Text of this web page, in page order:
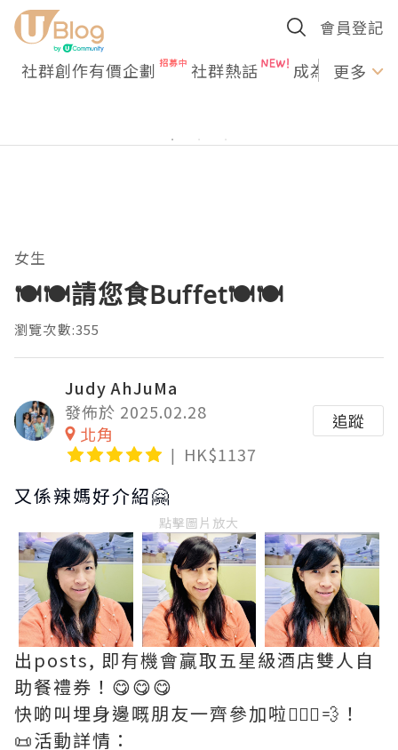
會員登記
社群創作有價企劃 社群熱話 成為U更多
女生
🍽️🍽️請您食Buffet🍽️🍽️
瀏覽次數:355
Judy AhJuMa
發佈於 2025.02.28
北角
HK$1137
追蹤
又係辣媽好介紹🤗
點擊圖片放大
出posts, 即有機會贏取五星級酒店雙人自
助餐禮券！😋😋😋
快啲叫埋身邊嘅朋友一齊參加啦🏃🏻‍♀️💨！
📜活動詳情：